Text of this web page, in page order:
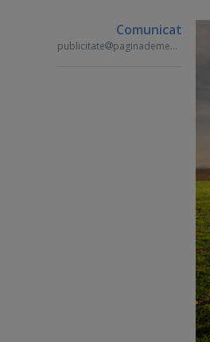
Comunicat
publicitate paginademedia.ro